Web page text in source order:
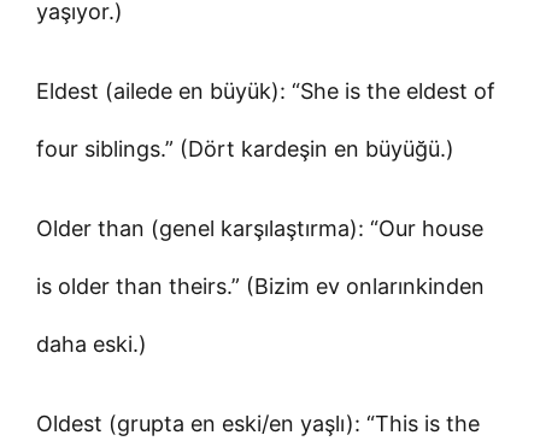
yaşıyor.)
Eldest (ailede en büyük): “She is the eldest of
four siblings.” (Dört kardeşin en büyüğü.)
Older than (genel karşılaştırma): “Our house
is older than theirs.” (Bizim ev onlarınkinden
daha eski.)
Oldest (grupta en eski/en yaşlı): “This is the